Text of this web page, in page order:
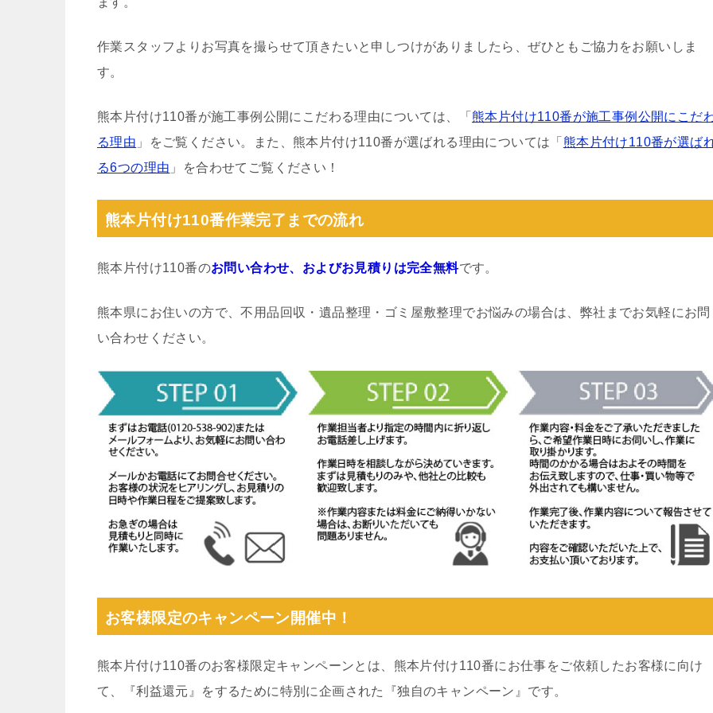
作業スタッフよりお写真を撮らせて頂きたいと申しつけがありましたら、ぜひともご協力をお願いしま
す。
熊本片付け110番が施工事例公開にこだわる理由については、「 熊本片付け110番が施工事例公開にこだ
る理由 」をご覧ください。また、熊本片付け110番が選ばれる理由については「 熊本片付け110番が選ば
る6つの理由 」を合わせてご覧ください！
熊本片付け110番作業完了までの流れ
熊本片付け110番のお問い合わせ、およびお見積りは完全無料です。
熊本県にお住いの方で、不用品回収・遺品整理・ゴミ屋敷整理でお悩みの場合は、弊社までお気軽にお問
い合わせください。
お客様限定のキャンペーン開催中！
熊本片付け110番のお客様限定キャンペーンとは、熊本片付け110番にお仕事をご依頼したお客様に向け
て、『利益還元』をするために特別に企画された『独自のキャンペーン』です。